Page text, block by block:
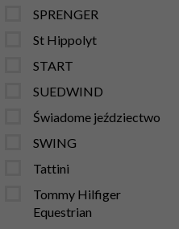
SPRENGER
St Hippolyt
START
SUEDWIND
Świadome jeździectwo
SWING
Tattini
Tommy Hilfiger
Equestrian